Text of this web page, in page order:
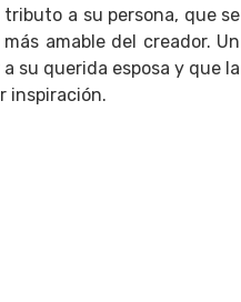
a su persona, que se
amable del creador. Un
su querida esposa y que la
inspiración.